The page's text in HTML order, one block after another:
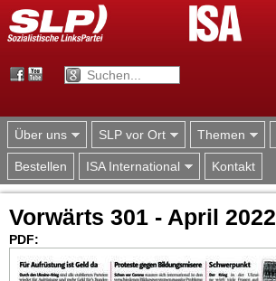
Jump to navigation
Über uns SLP vor Ort Themen
Bestellen ISA International Kontakt
Vorwärts 301 - April 2022
PDF: